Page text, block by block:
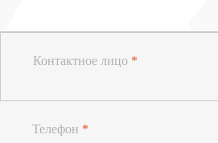
Контактное лицо *
Телефон *